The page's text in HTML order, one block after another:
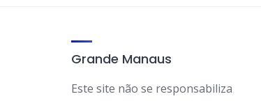
Grande Manaus
Este site não se responsabiliza